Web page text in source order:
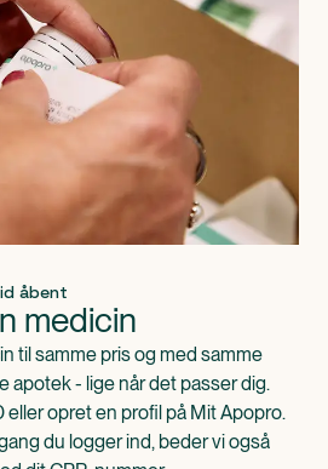
åbent
medicin
til samme pris og med samme
apotek - lige når det passer dig.
eller opret en profil på Mit Apopro.
du logger ind, beder vi også